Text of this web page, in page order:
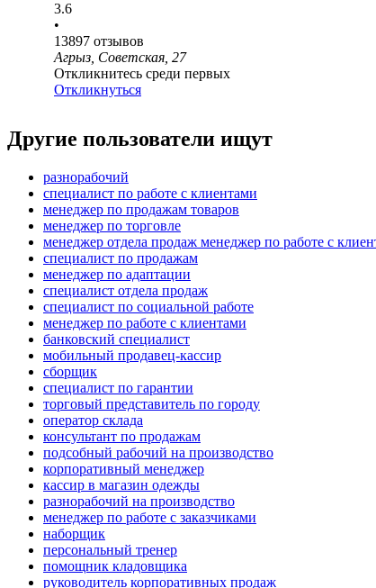
3.6
•
13897 отзывов
Агрыз, Советская, 27
Откликнитесь среди первых
Откликнуться
Другие пользователи ищут
разнорабочий
специалист по работе с клиентами
менеджер по продажам товаров
менеджер по торговле
менеджер отдела продаж менеджер по работе с
специалист по продажам
менеджер по адаптации
специалист отдела продаж
специалист по социальной работе
менеджер по работе с клиентами
банковский специалист
мобильный продавец-кассир
сборщик
специалист по гарантии
торговый представитель по городу
оператор склада
консультант по продажам
подсобный рабочий на производство
корпоративный менеджер
кассир в магазин одежды
разнорабочий на производство
менеджер по работе с заказчиками
наборщик
персональный тренер
помощник кладовщика
руководитель корпоративных продаж